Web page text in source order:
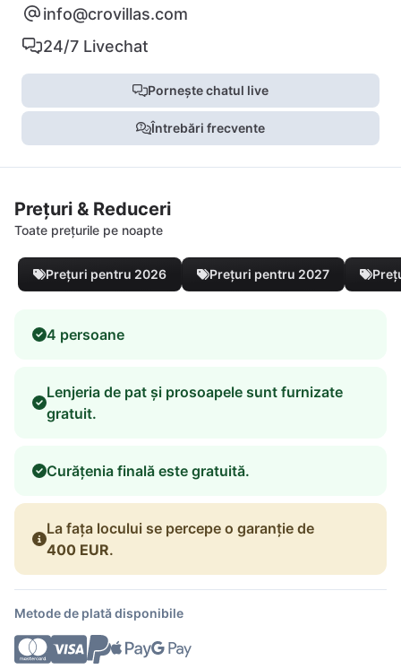
info@crovillas.com
24/7 Livechat
Pornește chatul live
Întrebări frecvente
Prețuri & Reduceri
Toate prețurile pe noapte
Prețuri pentru 2026 Prețuri pentru 2027
4 persoane
Lenjeria de pat și prosoapele sunt furnizate
gratuit.
Curățenia finală este gratuită.
La fața locului se percepe o garanție de
400 EUR.
Metode de plată disponibile